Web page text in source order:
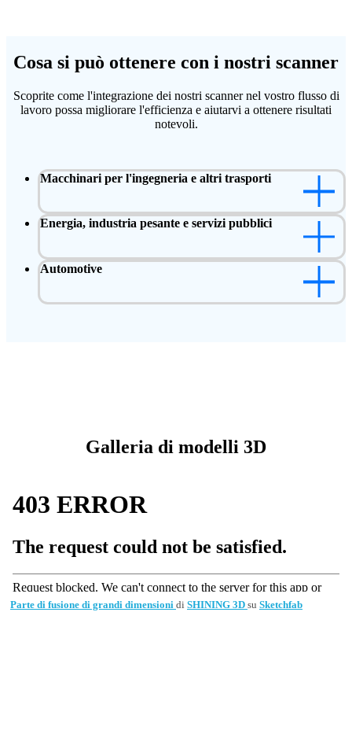
Cosa si può ottenere con i nostri scanner
Scoprite come l'integrazione dei nostri scanner nel vostro flusso di
lavoro possa migliorare l'efficienza e aiutarvi a ottenere risultati
notevoli.
Macchinari per l'ingegneria e altri trasporti
Energia, industria pesante e servizi pubblici
Automotive
Galleria di modelli 3D
Parte di fusione di grandi dimensioni di SHINING 3D su Sketchfab